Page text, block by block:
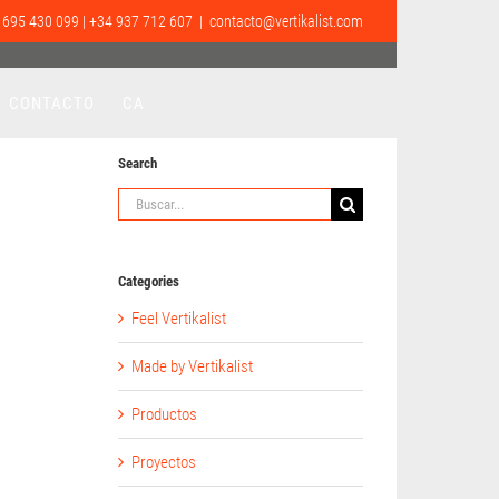
430 099 | +34 937 712 607 | contacto@vertikalist.com
Search
Buscar:
Categories
Feel Vertikalist
Made by Vertikalist
Productos
Proyectos